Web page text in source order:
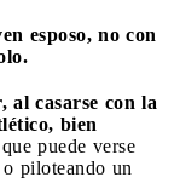
esposo, no con
al casarse con la
bien
puede verse
piloteando un